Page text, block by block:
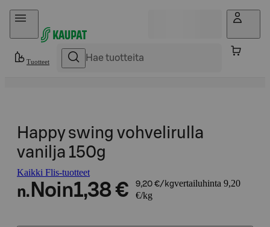
Hyppää sisältöön
Tuotteet
Happy swing vohvelirulla
vanilja 150g
Kaikki Flis-tuotteet
n. Noin1,38 € 9,20 €/kgvertailuhinta 9,20
€/kg